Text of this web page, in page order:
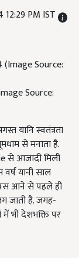
PM IST
Source:
यानि स्वतंत्रता
से मनाता है.
से आजादी मिली
यानी साल
आने से पहले ही
जाती है. जगह-
भी देशभक्ति पर